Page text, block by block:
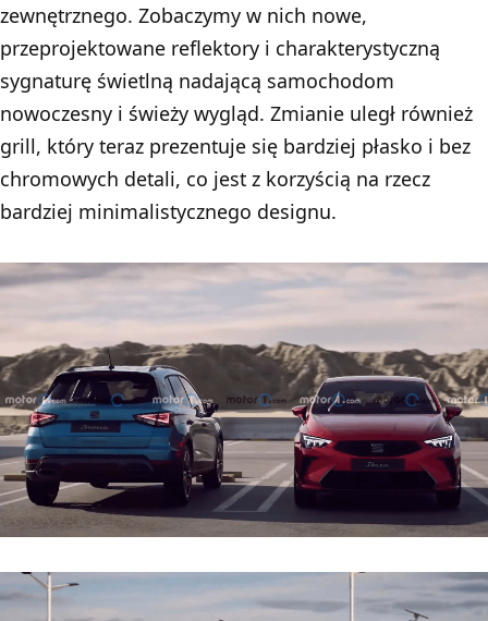
zewnętrznego. Zobaczymy w nich nowe,
przeprojektowane reflektory i charakterystyczną
sygnaturę świetlną nadającą samochodom
nowoczesny i świeży wygląd. Zmianie uległ również
grill, który teraz prezentuje się bardziej płasko i bez
chromowych detali, co jest z korzyścią na rzecz
bardziej minimalistycznego designu.